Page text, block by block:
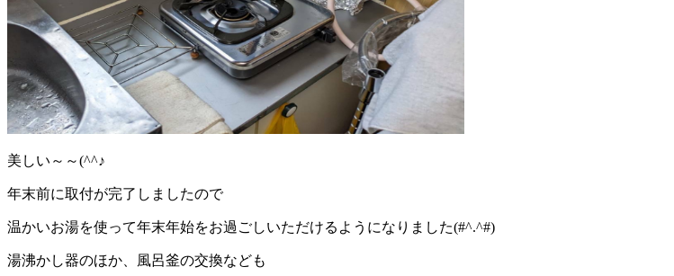
美しい～～(^^♪
年末前に取付が完了しましたので
温かいお湯を使って年末年始をお過ごしいただけるようになりました(#^.^#)
湯沸かし器のほか、風呂釜の交換なども